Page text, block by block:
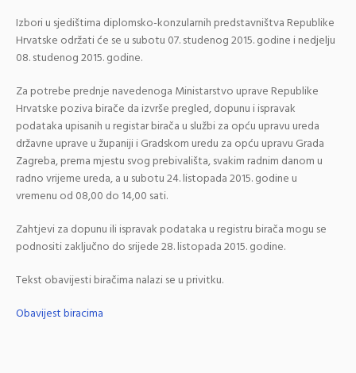
Izbori u sjedištima diplomsko-konzularnih predstavništva Republike
Hrvatske održati će se u subotu 07. studenog 2015. godine i nedjelju
08. studenog 2015. godine.
Za potrebe prednje navedenoga Ministarstvo uprave Republike
Hrvatske poziva birače da izvrše pregled, dopunu i ispravak
podataka upisanih u registar birača u službi za opću upravu ureda
državne uprave u županiji i Gradskom uredu za opću upravu Grada
Zagreba, prema mjestu svog prebivališta, svakim radnim danom u
radno vrijeme ureda, a u subotu 24. listopada 2015. godine u
vremenu od 08,00 do 14,00 sati.
Zahtjevi za dopunu ili ispravak podataka u registru birača mogu se
podnositi zaključno do srijede 28. listopada 2015. godine.
Tekst obavijesti biračima nalazi se u privitku.
Obavijest biracima